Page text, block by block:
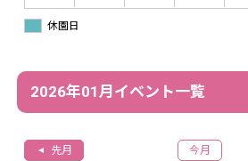
休園日
2026年01月イベント⼀覧
先月 今月